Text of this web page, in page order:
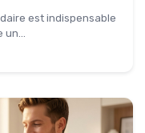
est indispensable
un...